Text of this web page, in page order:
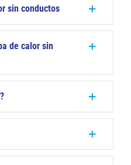
Oregón
sin conductos
de calor sin